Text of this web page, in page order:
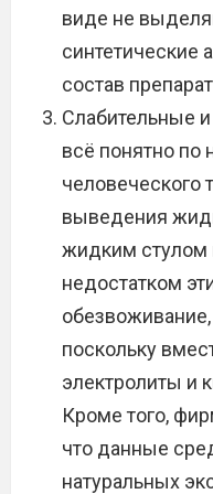
виде не
синтетические
состав
Слабительные
всё понятно по
человеческого
выведения
жидким
недостатком
поскольку
электролиты и
Кроме того,
что данные
натуральных